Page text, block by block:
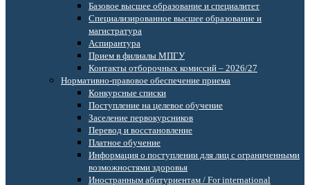
Базовое высшее образование и специалитет
Специализированное высшее образование и
магистратура
Аспирантура
Прием в филиалы МПГУ
Контакты отборочных комиссий – 2026/27
Нормативно-правовое обеспечение приема
Конкурсные списки
Поступление на целевое обучение
Заселение первокурсников
Перевод и восстановление
Платное обучение
Информация о поступлении для лиц с ограниченными
возможностями здоровья
Иностранным абитуриентам / For international